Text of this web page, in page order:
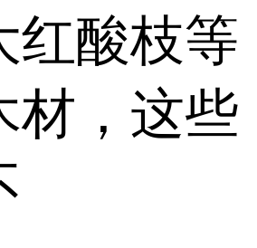
红酸枝等
材，这些